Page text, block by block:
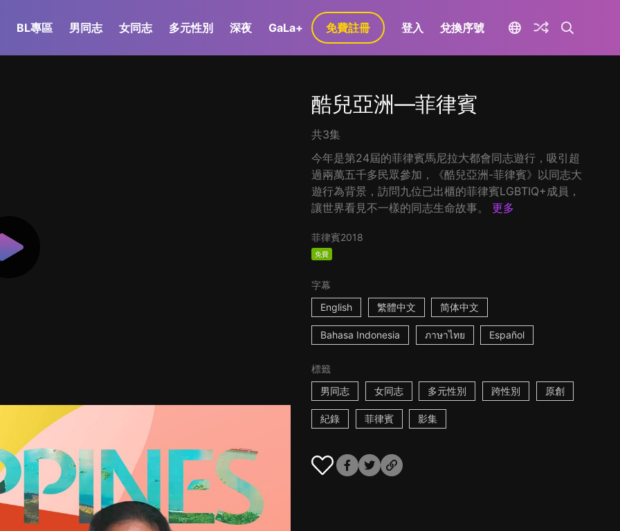
BL專區 男同志 女同志 多元性別 深夜 GaLa+ 免費註冊 登入 兌換序號
酷兒亞洲—菲律賓
共3集
今年是第24屆的菲律賓馬尼拉大都會同志遊行，吸引超
過兩萬五千多民眾參加，《酷兒亞洲-菲律賓》以同志大
遊行為背景，訪問九位已出櫃的菲律賓LGBTIQ+成員，
讓世界看見不一樣的同志生命故事。
更多
菲律賓2018
免費
字幕
English
繁體中文 简体中文
Bahasa Indonesia ภาษาไทย Español
標籤
男同志
女同志 多元性別 跨性別 原創
紀錄 菲律賓 影集